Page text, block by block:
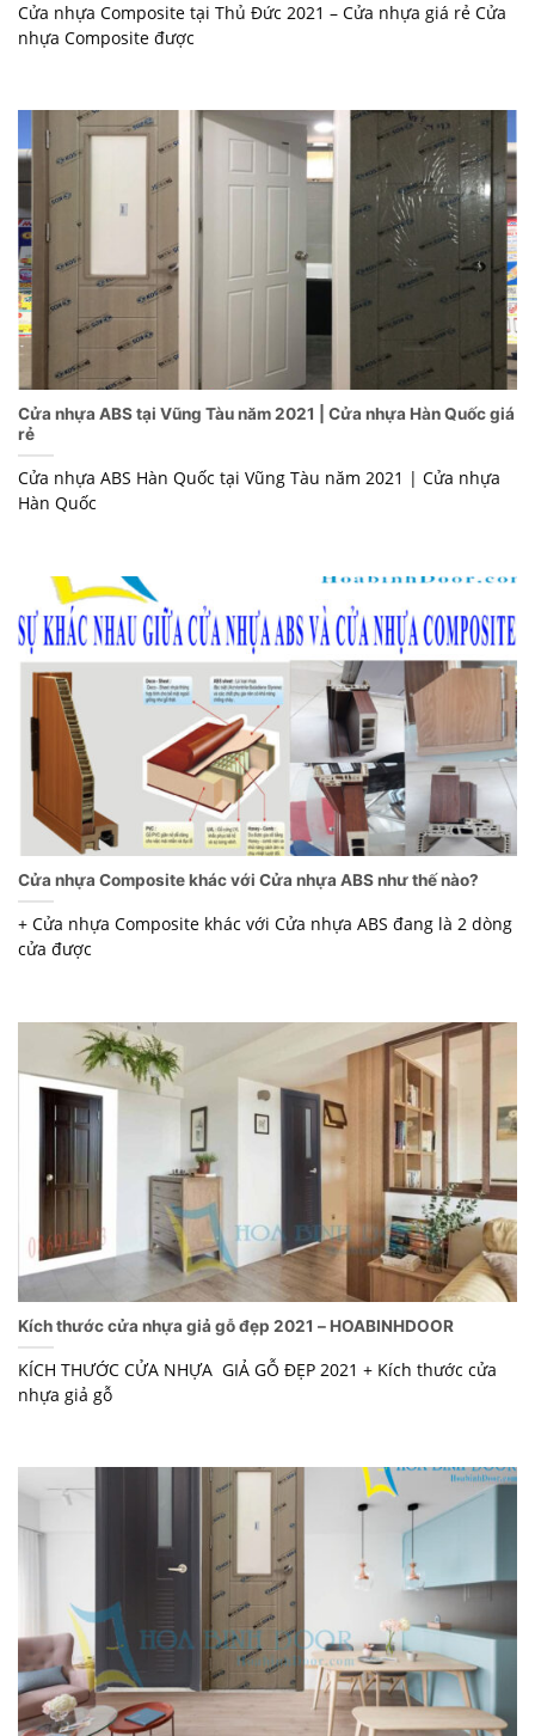
Cửa nhựa Composite tại Thủ Đức 2021 – Cửa nhựa giá rẻ Cửa
nhựa Composite được
Cửa nhựa ABS tại Vũng Tàu năm 2021 | Cửa nhựa Hàn Quốc giá
rẻ
Cửa nhựa ABS Hàn Quốc tại Vũng Tàu năm 2021 | Cửa nhựa
Hàn Quốc
Cửa nhựa Composite khác với Cửa nhựa ABS như thế nào?
+ Cửa nhựa Composite khác với Cửa nhựa ABS đang là 2 dòng
cửa được
Kích thước cửa nhựa giả gỗ đẹp 2021 – HOABINHDOOR
KÍCH THƯỚC CỬA NHỰA GIẢ GỖ ĐẸP 2021 + Kích thước cửa
nhựa giả gỗ